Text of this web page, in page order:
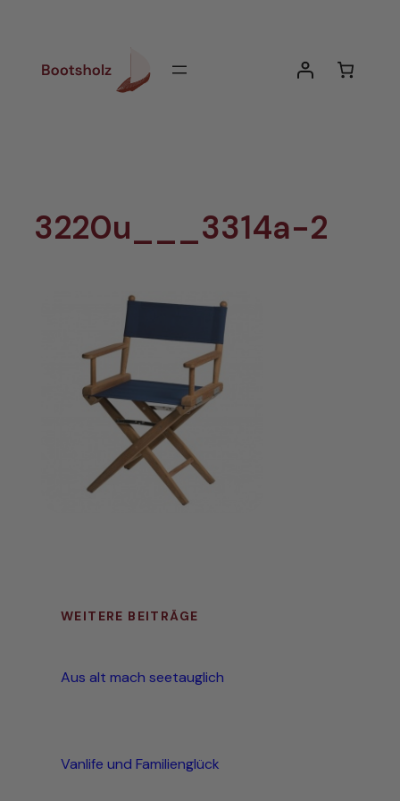
3220u___3314a-2
WEITERE BEITRÄGE
Aus alt mach seetauglich
Vanlife und Familienglück